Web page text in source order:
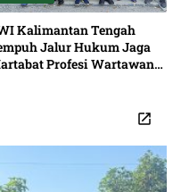
Kalimantan Tengah
Jalur Hukum Jaga
Profesi Wartawan